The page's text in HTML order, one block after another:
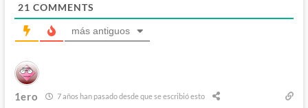
21 COMMENTS
más antiguos
1ero 7 años han pasado desde que se escribió esto